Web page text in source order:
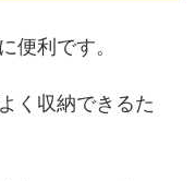
便利です。
く収納できるた